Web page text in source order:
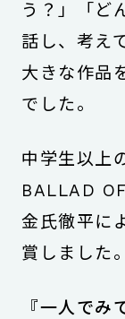
う？」「ど
話し、考え
大きな作品
でした。
中学生以上
BALLAD
金氏徹平に
賞しました
『一人で